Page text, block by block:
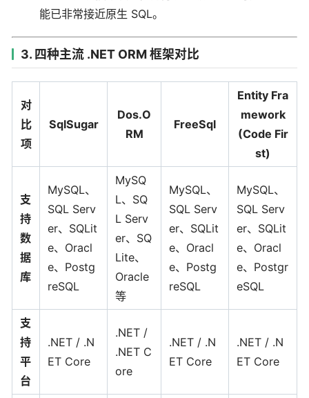
能已非常接近原生 SQL。
3. 四种主流 .NET ORM 框架对比
对
比
项
SqlSugar
Dos.O
RM
FreeSql
Entity Fra
mework
(Code Fir
st)
支
持
数
据
库
MySQL、
SQL Serv
er、SQLit
e、Oracl
e、Postg
reSQL
MySQ
L、SQ
L Serv
er、SQ
Lite、
Oracle
等
MySQL、
SQL Serv
er、SQLit
e、Oracl
e、Postg
reSQL
MySQL、
SQL Serv
er、SQLit
e、Oracl
e、Postgr
eSQL
支
持
平
台
.NET / .N
ET Core
.NET /
.NET C
ore
.NET / .N
ET Core
.NET / .N
ET Core